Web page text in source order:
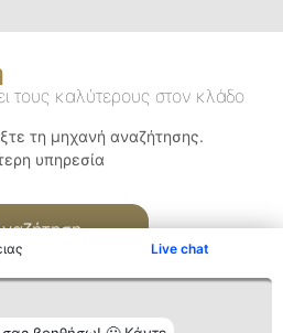
Live chat
τους καλύτερους στον κλάδο
τη μηχανή αναζήτησης.
υπηρεσία